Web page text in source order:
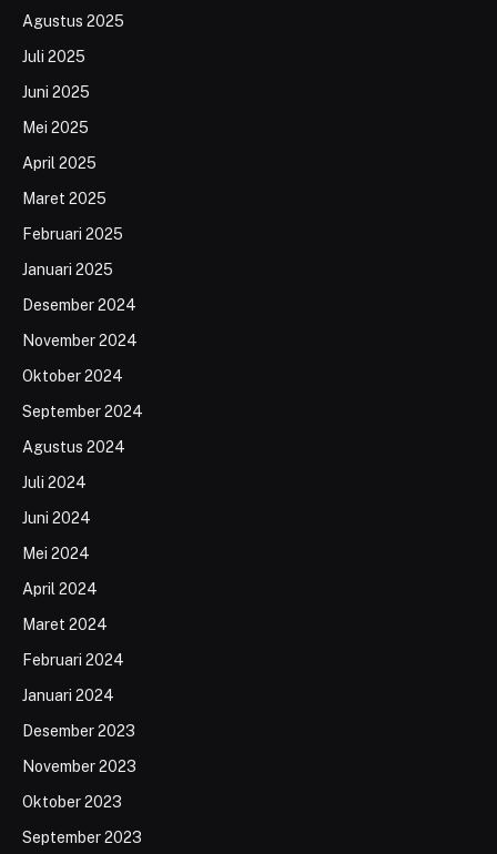
Agustus 2025
Juli 2025
Juni 2025
Mei 2025
April 2025
Maret 2025
Februari 2025
Januari 2025
Desember 2024
November 2024
Oktober 2024
September 2024
Agustus 2024
Juli 2024
Juni 2024
Mei 2024
April 2024
Maret 2024
Februari 2024
Januari 2024
Desember 2023
November 2023
Oktober 2023
September 2023